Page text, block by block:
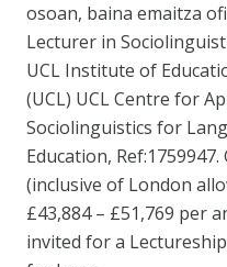
osoan, baina emaitza
Lecturer in
UCL Institute of
(UCL) UCL Centre for
Sociolinguistics for
Education,
(inclusive of London
£43,884 – £51,769 per
invited for a